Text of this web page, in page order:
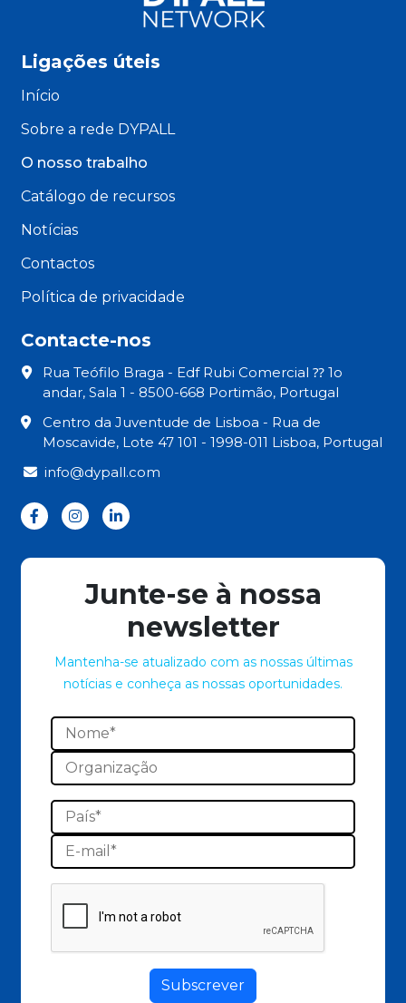
Ligações úteis
Início
Sobre a rede DYPALL
O nosso trabalho
Catálogo de recursos
Notícias
Contactos
Política de privacidade
Contacte-nos
Rua Teófilo Braga - Edf Rubi Comercial ⁇ 1o
andar, Sala 1 - 8500-668 Portimão, Portugal
Centro da Juventude de Lisboa - Rua de
Moscavide, Lote 47 101 - 1998-011 Lisboa, Portugal
info@dypall.com
Junte-se à nossa
newsletter
Mantenha-se atualizado com as nossas últimas
notícias e conheça as nossas oportunidades.